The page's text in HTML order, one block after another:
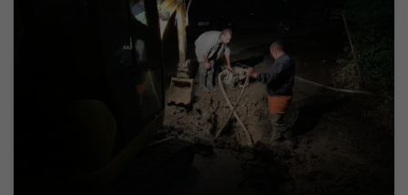
Квар на водоводној мрежи у Дунавској улици у Зрењанину
проузроковао је прекид водоснабдевања у поменутој и
околним улицама. Екипе ЈКП „Водовод и канализација“ су
одмах након пријаве квара изашле на терен и уз употребу
механизације отпочеле радове на његовој санацији. ЈКП
„Водовод и канализација“ Зрењанин се захваљује